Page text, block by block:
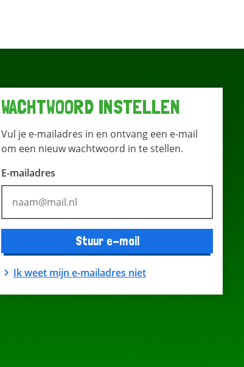
WACHTWOORD INSTELLEN
Vul je e-mailadres in en ontvang een e-mail
om een nieuw wachtwoord in te stellen.
E-mailadres
Stuur e-mail
Ik weet mijn e-mailadres niet